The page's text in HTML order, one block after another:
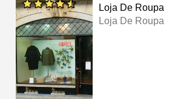
Loja De Roupa
Loja De Roupa